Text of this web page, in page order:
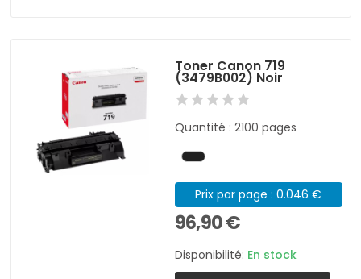
Toner Canon 719
(3479B002) Noir
Quantité : 2100 pages
Prix par page : 0.046 €
96,90 €
Disponibilité: En stock